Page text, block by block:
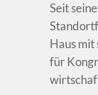
Seit
Haus
für